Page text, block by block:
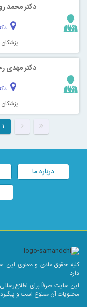
دکتر محمد
دکتر مهدی
۱
درباره ما
کلیه حقوق مادی و معنوی این
دارد.
این سایت صرفاً برای اطلاع‌رسانی
محتویات آن ممنوع است و پیگیرد